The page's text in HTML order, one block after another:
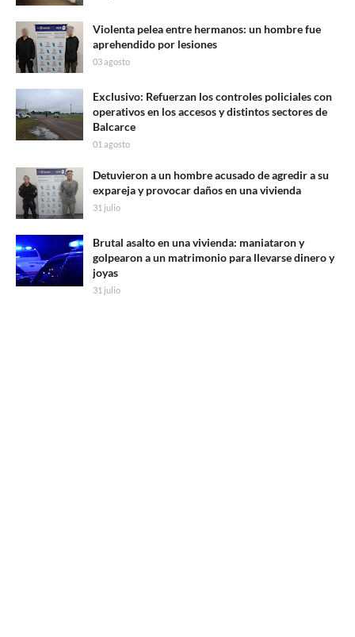
Violenta pelea entre hermanos: un hombre fue
aprehendido por lesiones
03 agosto
Exclusivo: Refuerzan los controles policiales con
operativos en los accesos y distintos sectores de
Balcarce
01 agosto
Detuvieron a un hombre acusado de agredir a su
expareja y provocar daños en una vivienda
31 julio
Brutal asalto en una vivienda: maniataron y
golpearon a un matrimonio para llevarse dinero y
joyas
31 julio